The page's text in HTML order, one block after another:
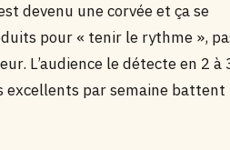
devenu une corvée et ça se
pour « tenir le rythme »,
L’audience le détecte en 2 à
excellents par semaine battent